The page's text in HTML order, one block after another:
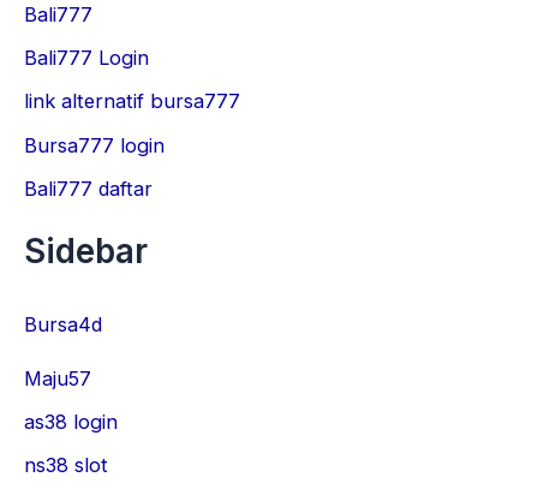
Bali777
Bali777 Login
link alternatif bursa777
Bursa777 login
Bali777 daftar
Sidebar
Bursa4d
Maju57
as38 login
ns38 slot